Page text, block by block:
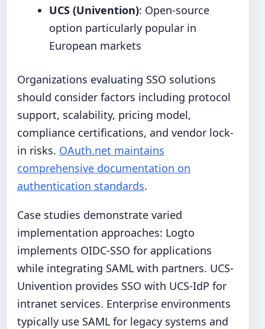
UCS (Univention): Open-source
option particularly popular in
European markets
Organizations evaluating SSO solutions
should consider factors including protocol
support, scalability, pricing model,
compliance certifications, and vendor lock-
in risks. OAuth.net maintains
comprehensive documentation on
authentication standards.
Case studies demonstrate varied
implementation approaches: Logto
implements OIDC-SSO for applications
while integrating SAML with partners. UCS-
Univention provides SSO with UCS-IdP for
intranet services. Enterprise environments
typically use SAML for legacy systems and